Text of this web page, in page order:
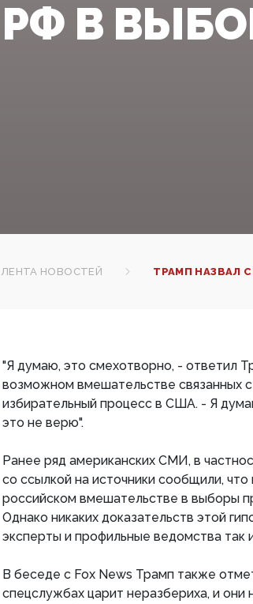
РФ В
ЛЕНТА НОВОСТЕЙ ТРАМП НАЗВАЛ
"Я думаю, это смехотворно, - ответил
возможном вмешательстве связанных
избирательный процесс в США. - Я
это не верю".
Ранее ряд американских СМИ, в
со ссылкой на источники сообщили,
российском вмешательстве в выборы
Однако никаких доказательств этой
эксперты и профильные ведомства так
В беседе с Fox News Трамп также
спецслужбах царит неразбериха, и они